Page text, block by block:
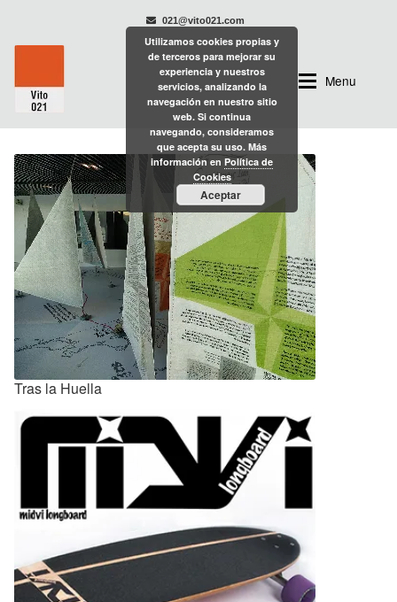
021@vito021.com
contenido
Menu
PORTAFOLIO/PROYECTOS
Branding
Comunicación
Decoración
Diseño Editorial
Gráfica
Exposiciones y Museos
Ilustración
Regalos personalizados
QUIÉN SOY
CONTACTO
Tras la Huella
Utilizamos cookies propias y
de terceros para mejorar su
experiencia y nuestros
servicios, analizando la
navegación en nuestro sitio
web. Si continua
navegando, consideramos
que acepta su uso. Más
información en Política de
Cookies
Aceptar